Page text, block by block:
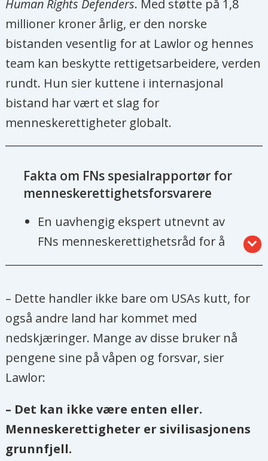
Human Rights Defenders. Med støtte på 1,8
millioner kroner årlig, er den norske
bistanden vesentlig for at Lawlor og hennes
team kan beskytte rettigetsarbeidere, verden
rundt. Hun sier kuttene i internasjonal
bistand har vært et slag for
menneskerettigheter globalt.
Fakta om FNs spesialrapportør for
menneskerettighetsforsvarere
En uavhengig ekspert utnevnt av
FNs menneskerettighetsråd for å
fremme arbeidet til
definert som «personer som,
individuelt eller sammen med andre,
handler for å beskytte
menneskerettighetene».
Disse spiller en kritisk rolle i å
fremme bedrifters respekt for
menneskerettigheter, blant annet
ved å adressere juridiske og politiske
– Dette handler ikke bare om USAs kutt, for
også andre land har kommet med
nedskjæringer. Mange av disse bruker nå
pengene sine på våpen og forsvar, sier
Lawlor:
– Det kan ikke være enten eller.
Menneskerettigheter er sivilisasjonens
grunnfjell.